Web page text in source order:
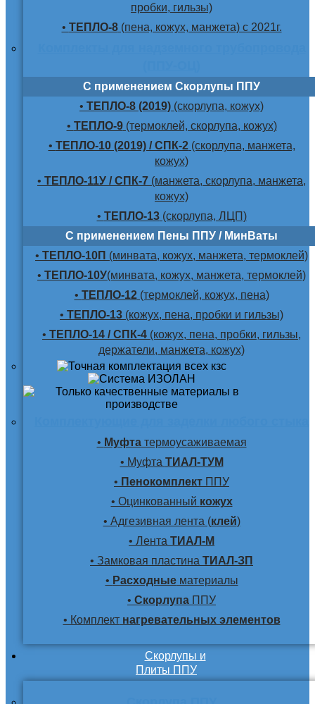
пробки, гильзы)
• ТЕПЛО-8(пена, кожух, манжета) с 2021г.
С применением Скорлупы ППУ
• ТЕПЛО-8 (2019) (скорлупа, кожух)
• ТЕПЛО-9(термоклей, скорлупа, кожух)
• ТЕПЛО-10 (2019) / СПК-2(скорлупа, манжета,
кожух)
• ТЕПЛО-11У / СПК-7 (манжета, скорлупа, манжета,
кожух)
• ТЕПЛО-13(скорлупа, ЛЦП)
С применением Пены ППУ / МинВаты
• ТЕПЛО-10П (минвата, кожух, манжета, термоклей)
• ТЕПЛО-10У(минвата, кожух, манжета, термоклей)
• ТЕПЛО-12(термоклей, кожух, пена)
• ТЕПЛО-13 (кожух, пена, пробки и гильзы)
• ТЕПЛО-14 / СПК-4 (кожух, пена, пробки, гильзы,
держатели, манжета, кожух)
• Муфтатермоусаживаемая
• Муфта ТИАЛ-ТУМ
• Пенокомплект ППУ
• Оцинкованный кожух
• Адгезивная лента (клей)
• Лента ТИАЛ-М
• Замковая пластина ТИАЛ-ЗП
• Расходныематериалы
• Скорлупа ППУ
• Комплектнагревательных элементов
Скорлупы и
Плиты ППУ